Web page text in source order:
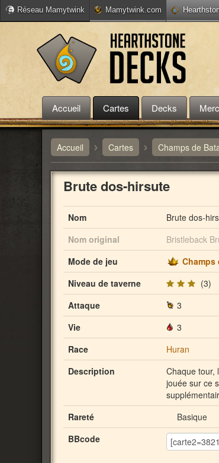
Réseau Mamytwink Mamytwink.com
Accueil Cartes Decks
Accueil › Cartes › Champs de
Brute dos-hirsute
Nom
Brute dos-
Nom original
Bristleback
Mode de jeu
Champs
Niveau de taverne
(3)
Attaque
3
Vie
3
Race
Huran
Description
Chaque tour,
jouée sur ce
Rareté
Basique
BBcode